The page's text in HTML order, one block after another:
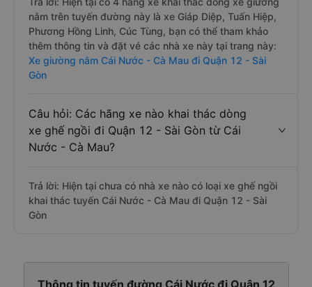
nằm trên tuyến đường này là xe Giáp Diệp, Tuấn Hiệp,
Phương Hồng Linh, Cúc Tùng, bạn có thể tham khảo
thêm thông tin và đặt vé các nhà xe này tại trang này:
Xe giường nằm Cái Nước - Cà Mau đi Quận 12 - Sài
Gòn
Câu hỏi: Các hãng xe nào khai thác dòng
xe ghế ngồi đi Quận 12 - Sài Gòn từ Cái
Nước - Cà Mau?
Trả lời: Hiện tại chưa có nhà xe nào có loại xe ghế ngồi
khai thác tuyến Cái Nước - Cà Mau đi Quận 12 - Sài
Gòn
Thông tin tuyến đường Cái Nước đi Quận 12